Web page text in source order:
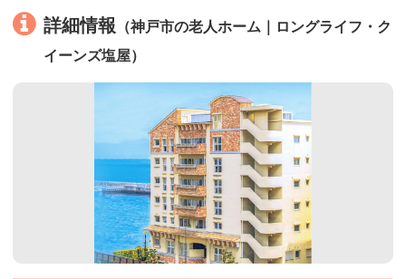
詳細情報 （神戸市の老人ホーム｜ロングライフ・ク
イーンズ塩屋）